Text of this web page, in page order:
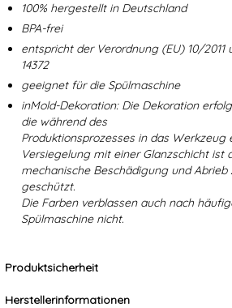
100% hergestellt in Deutschland
BPA-frei
entspricht der Verordnung (EU) 10/2011
14372
geeignet für die Spülmaschine
inMold-Dekoration: Die Dekoration
die während des
Produktionsprozesses in das
Versiegelung mit einer Glanzschicht ist
mechanische Beschädigung und Abrieb
geschützt.
Die Farben verblassen auch nach
Spülmaschine nicht.
Produktsicherheit
Herstellerinformationen